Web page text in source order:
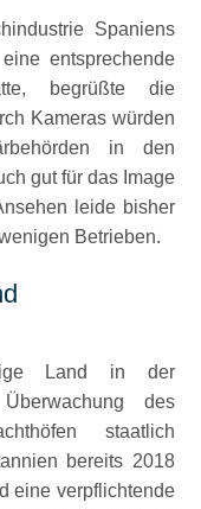
Spaniens
entsprechende
begrüßte die
Kameras würden
in den
gut für das Image
leide bisher
Betrieben.
Land in der
des
staatlich
bereits 2018
eine verpflichtende